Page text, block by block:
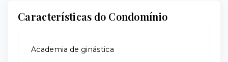
Características do Condomínio
Academia de ginástica